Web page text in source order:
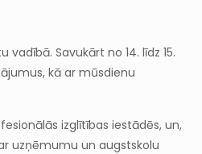
vadībā. Savukārt no 14. līdz 15.
kā ar mūsdienu
izglītības iestādēs, un,
uzņēmumu un augstskolu